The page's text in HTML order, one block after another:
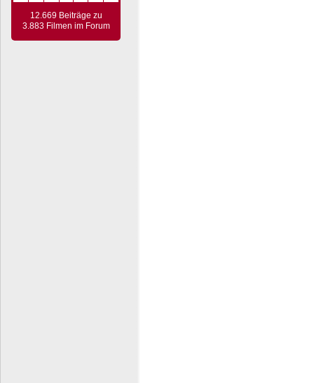
12.669 Beiträge zu
3.883 Filmen im Forum